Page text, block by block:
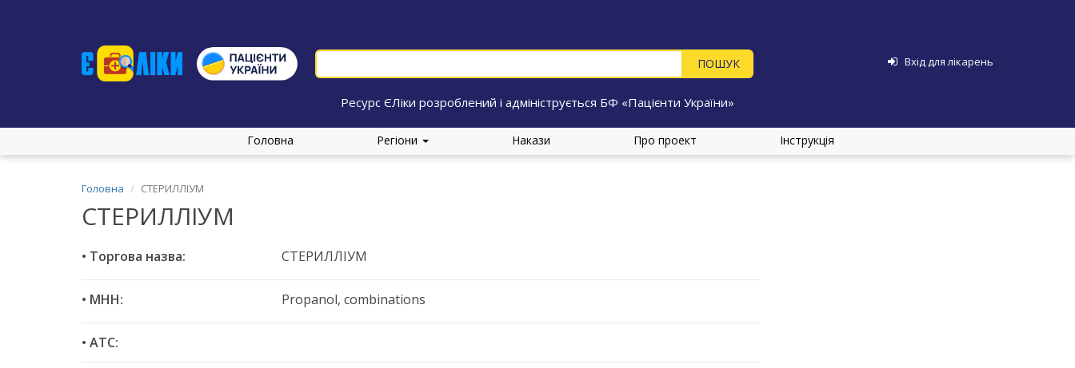
Вхід для лікарень
Ресурс ЄЛіки розроблений і адмініструється БФ «Пацієнти України»
Головна Регіони Накази Про проект Інструкція
Головна СТЕРИЛЛІУМ
СТЕРИЛЛІУМ
• Торгова назва: СТЕРИЛЛІУМ
• МНН: Propanol, combinations
• ATC: